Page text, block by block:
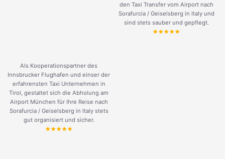
den Taxi Transfer vom Airport nach
Sorafurcia / Geiselsberg in Italy und
sind stets sauber und gepflegt.
Als Kooperationspartner des
Innsbrucker Flughafen und einser der
erfahrensten Taxi Unternehmen in
Tirol, gestaltet sich die Abholung am
Airport München für Ihre Reise nach
Sorafurcia / Geiselsberg in Italy stets
gut organisiert und sicher.